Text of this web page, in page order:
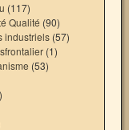
(117)
Qualité (90)
industriels (57)
(1)
(53)